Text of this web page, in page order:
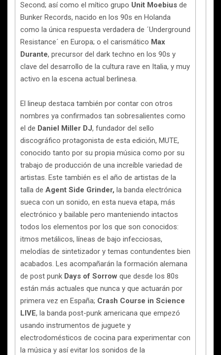
Second; así como el mítico grupo Unit Moebius de
Bunker Records, nacido en los 90s en Holanda
como la única respuesta verdadera de ´Underground
Resistance´ en Europa; o el carismático Max
Durante, precursor del dark techno en los 90s y
clave del desarrollo de la cultura rave en Italia, y muy
activo en la escena actual berlinesa.
El lineup destaca también por contar con otros
nombres ya confirmados tan sobresalientes como
el de Daniel Miller DJ, fundador del sello
discográfico protagonista de esta edición, MUTE,
conocido tanto por su propia música como por su
trabajo de producción de una increíble variedad de
artistas. Este también es el año de artistas de la
talla de Agent Side Grinder, la banda electrónica
sueca con un sonido, en esta nueva etapa, más
electrónico y bailable pero manteniendo intactos
todos los elementos por los que son conocidos:
itmos metálicos, líneas de bajo infecciosas,
melodías de sintetizador y temas contundentes bien
acabados. Les acompañarán la formación alemana
de post punk Days of Sorrow que desde los 80s
están más actuales que nunca y que actuarán por
primera vez en España; Crash Course in Science
LIVE, la banda post-punk americana que empezó
usando instrumentos de juguete y
electrodomésticos de cocina para experimentar con
la música y así evitar los sonidos de la